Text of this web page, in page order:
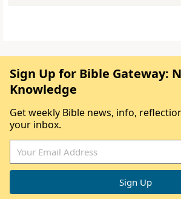
Sign Up for Bible Gateway:
Knowledge
Get weekly Bible news, info,
your inbox.